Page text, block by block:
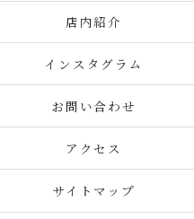
店内紹介
インスタグラム
お問い合わせ
アクセス
サイトマップ